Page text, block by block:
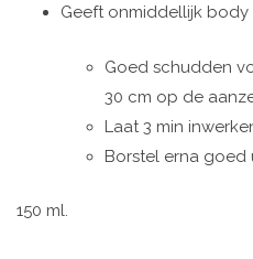
Geeft onmiddellijk
Goed schudden
30 cm op de
Laat 3 min
Borstel erna goed
150 ml.